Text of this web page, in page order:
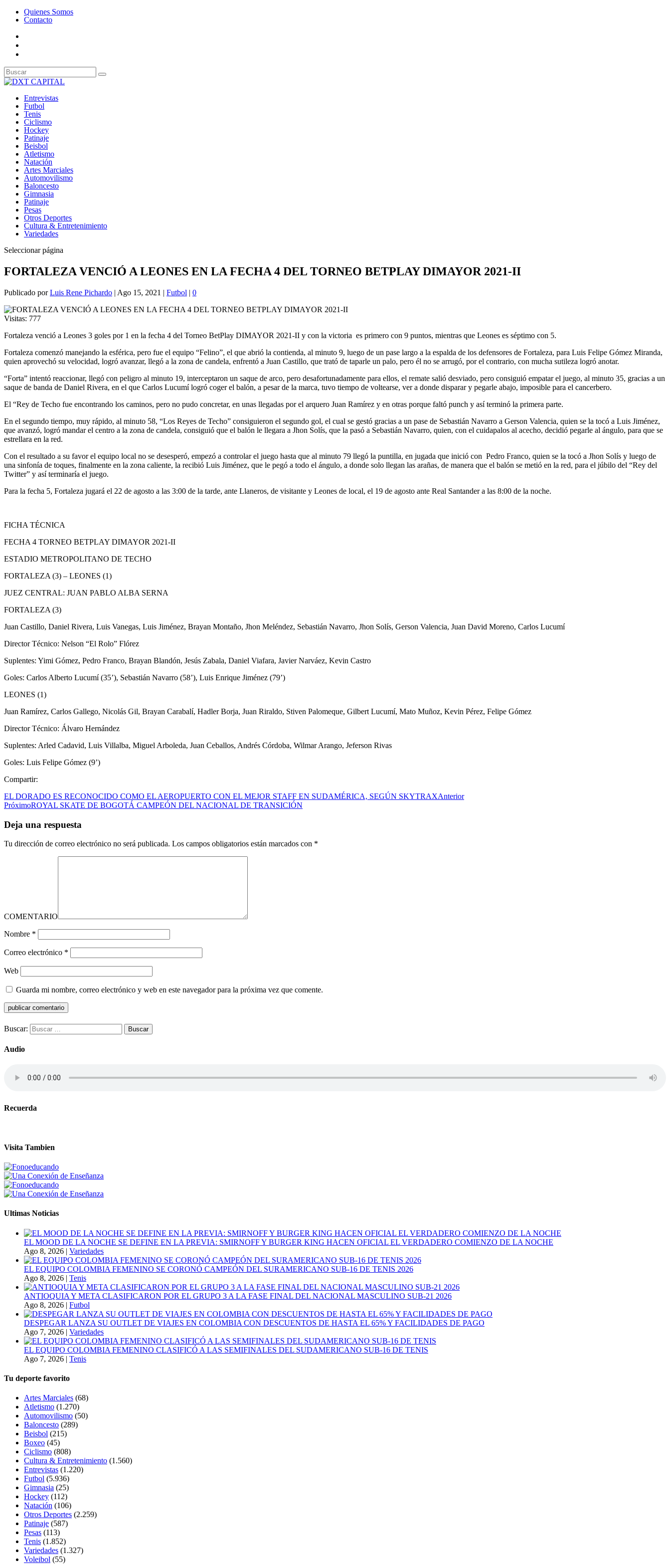
Quienes Somos
Contacto
Entrevistas
Futbol
Tenis
Ciclismo
Hockey
Patinaje
Beisbol
Atletismo
Natación
Artes Marciales
Automovilismo
Baloncesto
Gimnasia
Patinaje
Pesas
Otros Deportes
Cultura & Entretenimiento
Variedades
Seleccionar página
FORTALEZA VENCIÓ A LEONES EN LA FECHA 4 DEL TORNEO BETPLAY DIMAYOR 2021-II
Publicado porLuis Rene Pichardo | Ago 15, 2021 | Futbol | 0
Visitas: 777
Fortaleza venció a Leones 3 goles por 1 en la fecha 4 del Torneo BetPlay DIMAYOR 2021-II y con la victoria es primero con 9 puntos, mientras que Leones es séptimo con 5.
Fortaleza comenzó manejando la esférica, pero fue el equipo “Felino”, el que abrió la contienda, al minuto 9, luego de un pase largo a la espalda de los defensores de Fortaleza, para Luis Felipe Gómez Miranda,
quien aprovechó su velocidad, logró avanzar, llegó a la zona de candela, enfrentó a Juan Castillo, que trató de taparle un palo, pero él no se arrugó, por el contrario, con mucha sutileza logró anotar.
“Forta” intentó reaccionar, llegó con peligro al minuto 19, interceptaron un saque de arco, pero desafortunadamente para ellos, el remate salió desviado, pero consiguió empatar el juego, al minuto 35, gracias a un
saque de banda de Daniel Rivera, en el que Carlos Lucumí logró coger el balón, a pesar de la marca, tuvo tiempo de voltearse, ver a donde disparar y pegarle abajo, imposible para el cancerbero.
El “Rey de Techo fue encontrando los caminos, pero no pudo concretar, en unas llegadas por el arquero Juan Ramírez y en otras porque faltó punch y así terminó la primera parte.
En el segundo tiempo, muy rápido, al minuto 58, “Los Reyes de Techo” consiguieron el segundo gol, el cual se gestó gracias a un pase de Sebastián Navarro a Gerson Valencia, quien se la tocó a Luis Jiménez,
que avanzó, logró mandar el centro a la zona de candela, consiguió que el balón le llegara a Jhon Solís, que la pasó a Sebastián Navarro, quien, con el cuidapalos al acecho, decidió pegarle al ángulo, para que se
estrellara en la red.
Con el resultado a su favor el equipo local no se desesperó, empezó a controlar el juego hasta que al minuto 79 llegó la puntilla, en jugada que inició con Pedro Franco, quien se la tocó a Jhon Solís y luego de
una sinfonía de toques, finalmente en la zona caliente, la recibió Luis Jiménez, que le pegó a todo el ángulo, a donde solo llegan las arañas, de manera que el balón se metió en la red, para el júbilo del “Rey del
Twitter” y así terminaría el juego.
Para la fecha 5, Fortaleza jugará el 22 de agosto a las 3:00 de la tarde, ante Llaneros, de visitante y Leones de local, el 19 de agosto ante Real Santander a las 8:00 de la noche.
FICHA TÉCNICA
FECHA 4 TORNEO BETPLAY DIMAYOR 2021-II
ESTADIO METROPOLITANO DE TECHO
FORTALEZA (3) – LEONES (1)
JUEZ CENTRAL: JUAN PABLO ALBA SERNA
FORTALEZA (3)
Juan Castillo, Daniel Rivera, Luis Vanegas, Luis Jiménez, Brayan Montaño, Jhon Meléndez, Sebastián Navarro, Jhon Solís, Gerson Valencia, Juan David Moreno, Carlos Lucumí
Director Técnico: Nelson “El Rolo” Flórez
Suplentes: Yimi Gómez, Pedro Franco, Brayan Blandón, Jesús Zabala, Daniel Viafara, Javier Narváez, Kevin Castro
Goles: Carlos Alberto Lucumí (35’), Sebastián Navarro (58’), Luis Enrique Jiménez (79’)
LEONES (1)
Juan Ramírez, Carlos Gallego, Nicolás Gil, Brayan Carabalí, Hadler Borja, Juan Riraldo, Stiven Palomeque, Gilbert Lucumí, Mato Muñoz, Kevin Pérez, Felipe Gómez
Director Técnico: Álvaro Hernández
Suplentes: Arled Cadavid, Luis Villalba, Miguel Arboleda, Juan Ceballos, Andrés Córdoba, Wilmar Arango, Jeferson Rivas
Goles: Luis Felipe Gómez (9’)
Compartir:
EL DORADO ES RECONOCIDO COMO EL AEROPUERTO CON EL MEJOR STAFF EN SUDAMÉRICA, SEGÚN SKYTRAXAnterior
PróximoROYAL SKATE DE BOGOTÁ CAMPEÓN DEL NACIONAL DE TRANSICIÓN
Deja una respuesta
Tu dirección de correo electrónico no será publicada. Los campos obligatorios están marcados con *
COMENTARIO
Nombre *
Correo electrónico *
Web
Guarda mi nombre, correo electrónico y web en este navegador para la próxima vez que comente.
Buscar:
Audio
Recuerda
Visita Tambien
Ultimas Noticias
EL MOOD DE LA NOCHE SE DEFINE EN LA PREVIA: SMIRNOFF Y BURGER KING HACEN OFICIAL EL VERDADERO COMIENZO DE LA NOCHE
Ago 8, 2026 | Variedades
EL EQUIPO COLOMBIA FEMENINO SE CORONÓ CAMPEÓN DEL SURAMERICANO SUB-16 DE TENIS 2026
Ago 8, 2026 | Tenis
ANTIOQUIA Y META CLASIFICARON POR EL GRUPO 3 A LA FASE FINAL DEL NACIONAL MASCULINO SUB-21 2026
Ago 8, 2026 | Futbol
DESPEGAR LANZA SU OUTLET DE VIAJES EN COLOMBIA CON DESCUENTOS DE HASTA EL 65% Y FACILIDADES DE PAGO
Ago 7, 2026 | Variedades
EL EQUIPO COLOMBIA FEMENINO CLASIFICÓ A LAS SEMIFINALES DEL SUDAMERICANO SUB-16 DE TENIS
Ago 7, 2026 | Tenis
Tu deporte favorito
Artes Marciales (68)
Atletismo (1.270)
Automovilismo (50)
Baloncesto (289)
Beisbol (215)
Boxeo (45)
Ciclismo (808)
Cultura & Entretenimiento (1.560)
Entrevistas (1.220)
Futbol (5.936)
Gimnasia (25)
Hockey (112)
Natación (106)
Otros Deportes (2.259)
Patinaje (587)
Pesas (113)
Tenis (1.852)
Variedades (1.327)
Voleibol (55)